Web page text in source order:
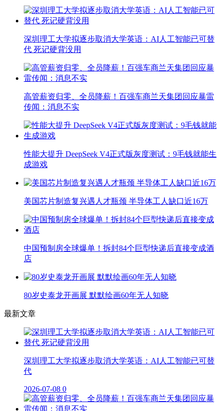
深圳理工大学拟逐步取消大学英语：AI人工智能已可替
代 死记硬背没用
高管薪资归零、全员降薪！百强车商兰天集团回应暴雷
传闻：消息不实
性能大提升 DeepSeek V4正式版灰度测试：9毛钱就能生
成游戏
美国芯片制造复兴遇人才瓶颈 半导体工人缺口近16万
中国预制房全球爆单！拆封84个巨型快递后直接变成酒
店
80岁史泰龙开画展 默默绘画60年无人知晓
最新文章
深圳理工大学拟逐步取消大学英语：AI人工智能已可替
代
2026-07-08 0